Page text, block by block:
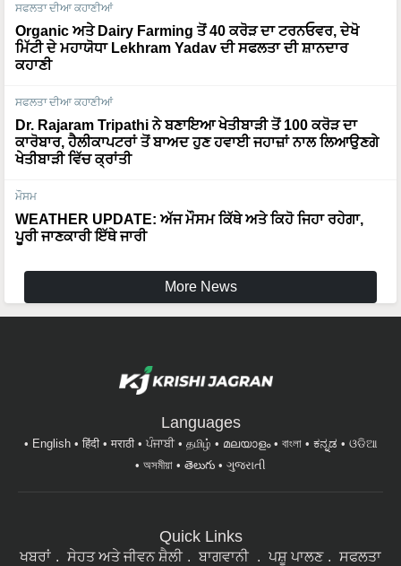
ਸਫਲਤਾ ਦੀਆ ਕਹਾਣੀਆਂ
Organic ਅਤੇ Dairy Farming ਤੋਂ 40 ਕਰੋੜ ਦਾ ਟਰਨਓਵਰ, ਦੇਖੋ
ਮਿੱਟੀ ਦੇ ਮਹਾਯੋਧਾ Lekhram Yadav ਦੀ ਸਫਲਤਾ ਦੀ ਸ਼ਾਨਦਾਰ
ਕਹਾਣੀ
ਸਫਲਤਾ ਦੀਆ ਕਹਾਣੀਆਂ
Dr. Rajaram Tripathi ਨੇ ਬਣਾਇਆ ਖੇਤੀਬਾੜੀ ਤੋਂ 100 ਕਰੋੜ ਦਾ
ਕਾਰੋਬਾਰ, ਹੈਲੀਕਾਪਟਰਾਂ ਤੋਂ ਬਾਅਦ ਹੁਣ ਹਵਾਈ ਜਹਾਜ਼ਾਂ ਨਾਲ ਲਿਆਉਣਗੇ
ਖੇਤੀਬਾੜੀ ਵਿੱਚ ਕ੍ਰਾਂਤੀ
ਮੌਸਮ
WEATHER UPDATE: ਅੱਜ ਮੌਸਮ ਕਿੱਥੇ ਅਤੇ ਕਿਹੋ ਜਿਹਾ ਰਹੇਗਾ,
ਪੂਰੀ ਜਾਣਕਾਰੀ ਇੱਥੇ ਜਾਰੀ
More News
Languages
English हिंदी मराठी ਪੰਜਾਬੀ தமிழ் മലയാളം বাংলা ಕನ್ನಡ
ଓଡିଆ
অসমীয়া
తెలుగు ગુજરાતી
Quick Links
ਖਬਰਾਂ ਸੇਹਤ ਅਤੇ ਜੀਵਨ ਸ਼ੈਲੀ ਬਾਗਵਾਨੀ ਪਸ਼ੂ ਪਾਲਣ
ਸਫਲਤਾ